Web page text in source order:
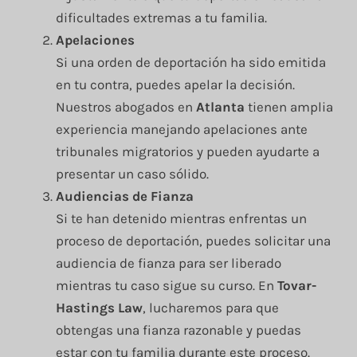
dificultades extremas a tu familia.
Apelaciones
Si una orden de deportación ha sido emitida
en tu contra, puedes apelar la decisión.
Nuestros abogados en Atlanta tienen amplia
experiencia manejando apelaciones ante
tribunales migratorios y pueden ayudarte a
presentar un caso sólido.
Audiencias de Fianza
Si te han detenido mientras enfrentas un
proceso de deportación, puedes solicitar una
audiencia de fianza para ser liberado
mientras tu caso sigue su curso. En Tovar-
Hastings Law, lucharemos para que
obtengas una fianza razonable y puedas
estar con tu familia durante este proceso.